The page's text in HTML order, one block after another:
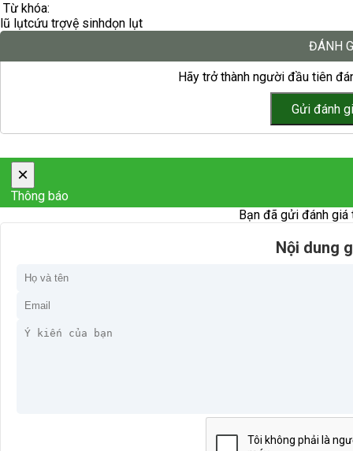
Từ khóa:
lũ lụtcứu trợvệ sinhdọn lụt
ĐÁNH
Hãy trở thành người đầu tiên
×
Thông báo
Bạn đã gửi đánh giá
Nội dung